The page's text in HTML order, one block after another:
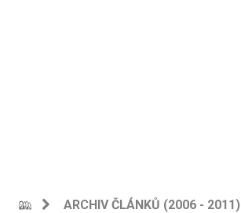
ARCHIV ČLÁNKŮ (2006 - 2011)